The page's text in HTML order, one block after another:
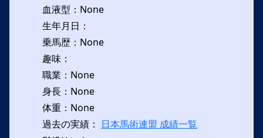
血液型：None
生年月日：
乗馬歴：None
趣味：
職業：None
身長：None
体重：None
過去の実績： 日本馬術連盟 成績一覧